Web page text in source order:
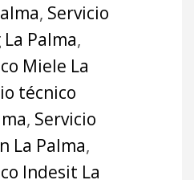
, Servicio
Palma,
Miele La
técnico
, Servicio
La Palma,
Indesit La